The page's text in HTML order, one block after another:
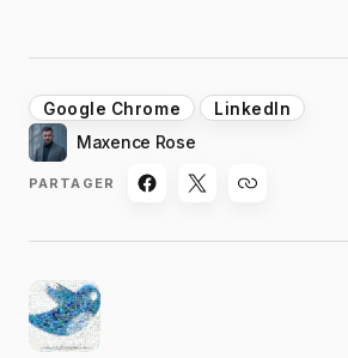
Google Chrome LinkedIn
Maxence Rose
PARTAGER